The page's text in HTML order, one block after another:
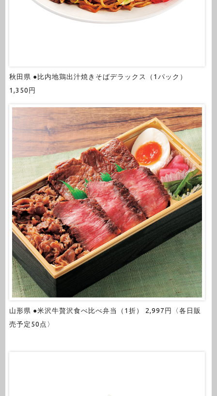
秋田県 ●比内地鶏出汁焼きそばデラックス（1パック）
1,350円
山形県 ●米沢牛贅沢食べ比べ弁当（1折） 2,997円〈各日販
売予定50点〉